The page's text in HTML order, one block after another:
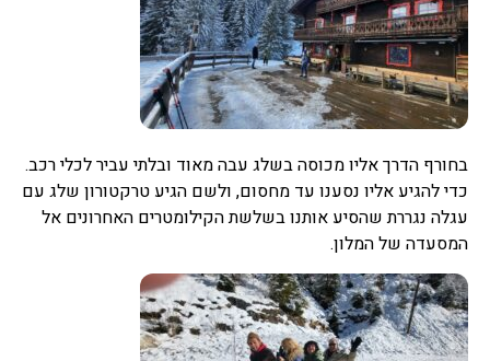
בחורף הדרך אליו מכוסה בשלג עבה מאוד ובלתי עביר לכלי רכב.
כדי להגיע אליו נסענו עד מחסום, ולשם הגיע טרקטורון שלג עם
עגלה נגררת שהסיע אותנו בשלשת הקילומטרים האחרונים אל
המסעדה של המלון.